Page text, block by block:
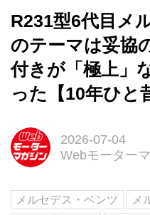
R231型6代目メ
のテーマは妥協
付きが「極上」
った【10年ひと
2026-07-04
Webモーター
メルセデス・ベンツ メ